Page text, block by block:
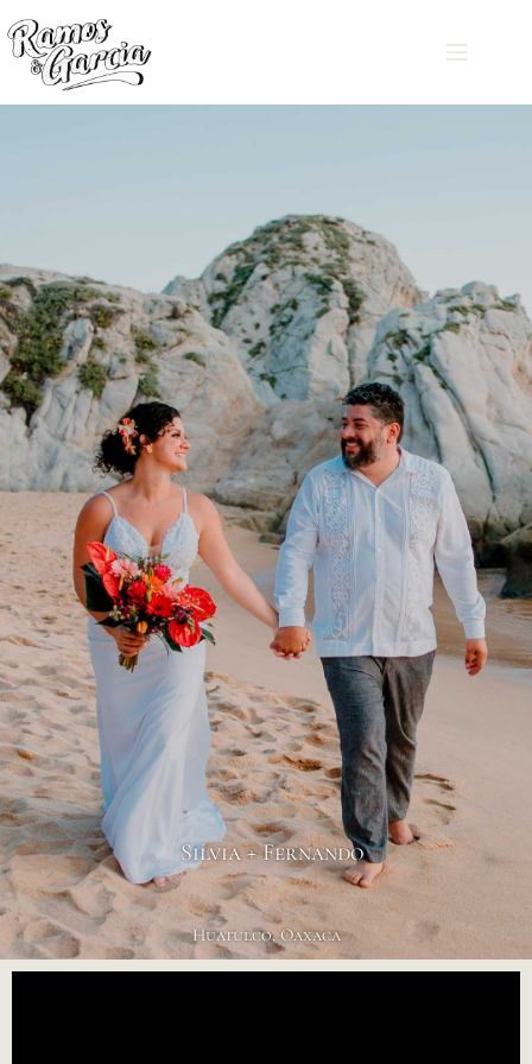
Silvia + Fernando
Huatulco, Oaxaca